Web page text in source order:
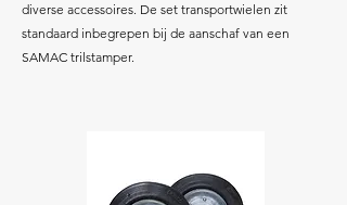
diverse accessoires. De set transportwielen zit
standaard inbegrepen bij de aanschaf van een
SAMAC trilstamper.